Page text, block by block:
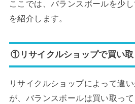
ここでは、バランスボールを少
を紹介します。
①リサイクルショップで買い取
リサイクルショップによって違
が、バランスボールは買い取っ